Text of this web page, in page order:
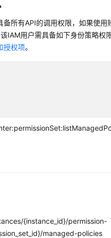
备所有API的调用权限，如果使用
IAM用户需具备如下身份策略权
授权项。
{instance_id}/permission-
managed-policies